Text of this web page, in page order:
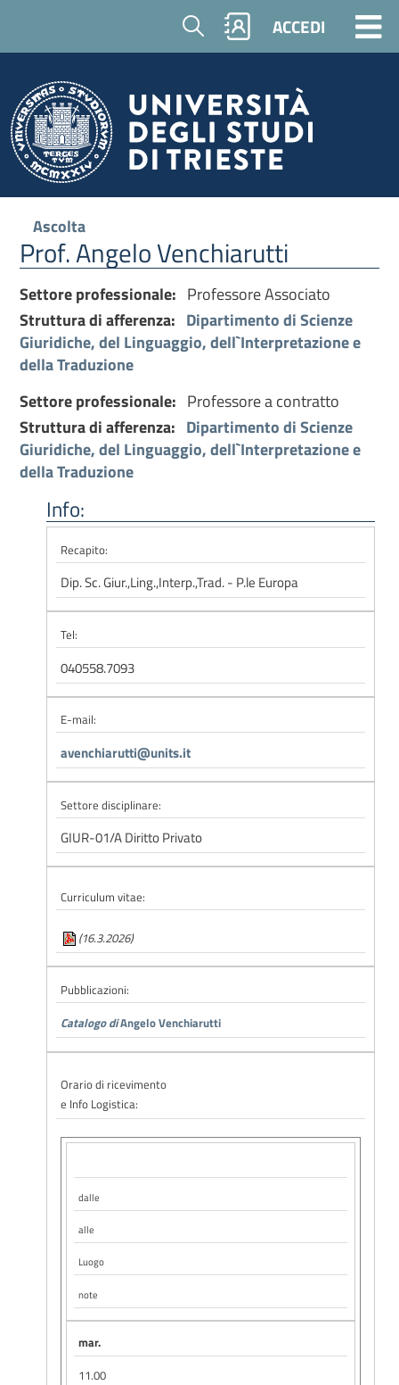
Cerca ACCEDI
Ascolta
Prof. Angelo Venchiarutti
Settore professionale: Professore Associato
Struttura di afferenza: Dipartimento di Scienze
Giuridiche, del Linguaggio, dell`Interpretazione e
della Traduzione
Settore professionale: Professore a contratto
Struttura di afferenza: Dipartimento di Scienze
Giuridiche, del Linguaggio, dell`Interpretazione e
della Traduzione
Info:
Recapito:
Dip. Sc. Giur.,Ling.,Interp.,Trad. - P.le Europa
Tel:
040558.7093
E-mail:
avenchiarutti@units.it
Settore disciplinare:
GIUR-01/A Diritto Privato
Curriculum vitae:
(16.3.2026)
Pubblicazioni:
Catalogo diAngelo Venchiarutti
Orario di ricevimento
e Info Logistica:
dalle
alle
Luogo
note
mar.
11.00